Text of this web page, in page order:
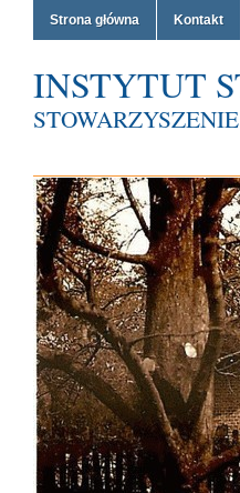
Strona główna Kontakt
INSTYTUT